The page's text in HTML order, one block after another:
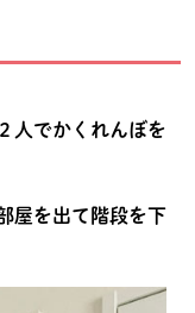
人でかくれんぼを
屋を出て階段を下